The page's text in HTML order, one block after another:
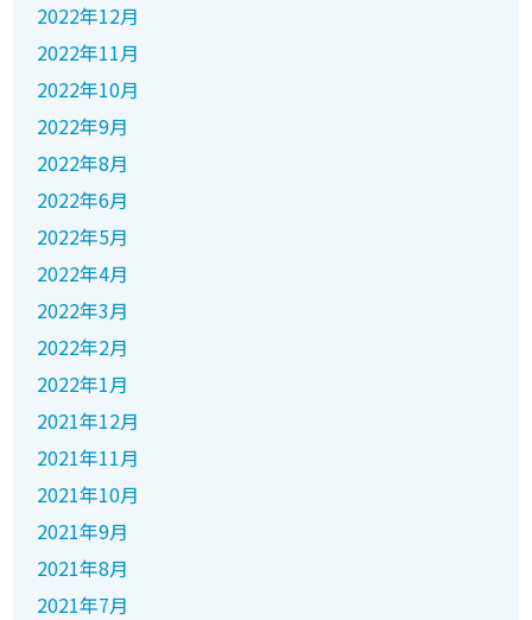
2022年12月
2022年11月
2022年10月
2022年9月
2022年8月
2022年6月
2022年5月
2022年4月
2022年3月
2022年2月
2022年1月
2021年12月
2021年11月
2021年10月
2021年9月
2021年8月
2021年7月